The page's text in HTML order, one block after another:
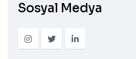
Sosyal Medya